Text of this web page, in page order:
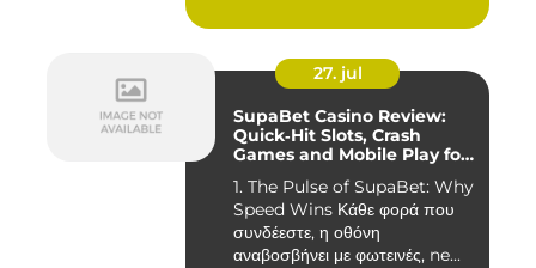
27. jul
SupaBet Casino Review:
Quick‑Hit Slots, Crash
Games and Mobile Play for
1. The Pulse of SupaBet: Why
Speed Wins Κάθε φορά που
συνδέεστε, η οθόνη
αναβοσβήνει με φωτεινές, ne...